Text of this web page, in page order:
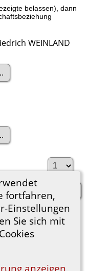
fortfahren,
Einstellungen
Sie sich mit
anzeigen
belassen), dann
WEINLAND
Verbindungen